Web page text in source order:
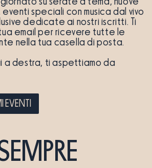
eventi speciali con musica dal vivo
dedicate ai nostri iscritti. Ti
email per ricevere tutte le
nella tua casella di posta.
a destra, ti aspettiamo da